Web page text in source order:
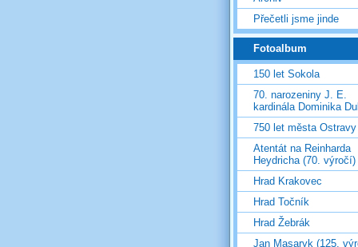
Přečetli jsme jinde
Fotoalbum
150 let Sokola
70. narozeniny J. E.
kardinála Dominika
750 let města Ostravy
Atentát na Reinharda
Heydricha (70. výročí)
Hrad Krakovec
Hrad Točník
Hrad Žebrák
Jan Masaryk (125.